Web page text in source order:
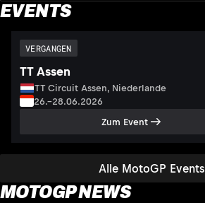
EVENTS
Alle MotoGP Events
VERGANGEN
TT Assen
TT Circuit Assen, Niederlande
26.–28.06.2026
Zum Event
MOTOGP NEWS